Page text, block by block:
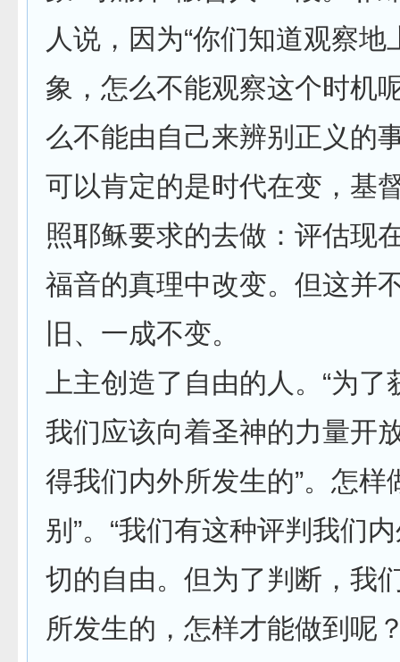
人说，因为“你们知道观察地
象，怎么不能观察这个时机
么不能由自己来辨别正义的
可以肯定的是时代在变，基
照耶稣要求的去做：评估现
福音的真理中改变。但这并
旧、一成不变。
上主创造了自由的人。“为
我们应该向着圣神的力量开
得我们内外所发生的”。怎样
别”。“我们有这种评判我们
切的自由。但为了判断，我
所发生的，怎样才能做到呢